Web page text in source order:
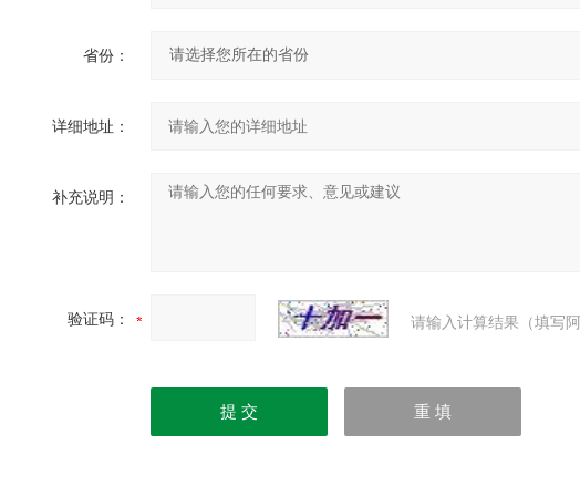
省份：
详细地址：
补充说明：
验证码： 请输入计算结果（填写